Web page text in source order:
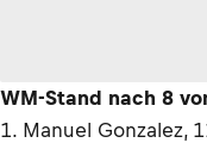
WM-Stand nach 8
1. Manuel Gonzalez,